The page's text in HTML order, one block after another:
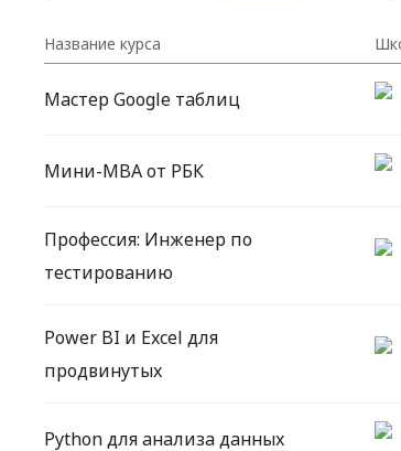
Название курса
Мастер Google таблиц
Мини-MBA от РБК
Профессия: Инженер по
тестированию
Power BI и Excel для
продвинутых
Python для анализа данных